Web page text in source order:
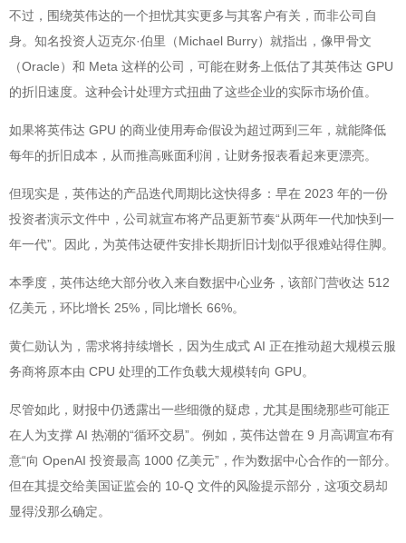
不过，围绕英伟达的一个担忧其实更多与其客户有关，而非公司自
身。知名投资人迈克尔·伯里（Michael Burry）就指出，像甲骨文
（Oracle）和 Meta 这样的公司，可能在财务上低估了其英伟达 GPU
的折旧速度。这种会计处理方式扭曲了这些企业的实际市场价值。
如果将英伟达 GPU 的商业使用寿命假设为超过两到三年，就能降低
每年的折旧成本，从而推高账面利润，让财务报表看起来更漂亮。
但现实是，英伟达的产品迭代周期比这快得多：早在 2023 年的一份
投资者演示文件中，公司就宣布将产品更新节奏“从两年一代加快到一
年一代”。因此，为英伟达硬件安排长期折旧计划似乎很难站得住脚。
本季度，英伟达绝大部分收入来自数据中心业务，该部门营收达 512
亿美元，环比增长 25%，同比增长 66%。
黄仁勋认为，需求将持续增长，因为生成式 AI 正在推动超大规模云服
务商将原本由 CPU 处理的工作负载大规模转向 GPU。
尽管如此，财报中仍透露出一些细微的疑虑，尤其是围绕那些可能正
在人为支撑 AI 热潮的“循环交易”。例如，英伟达曾在 9 月高调宣布有
意“向 OpenAI 投资最高 1000 亿美元”，作为数据中心合作的一部分。
但在其提交给美国证监会的 10-Q 文件的风险提示部分，这项交易却
显得没那么确定。